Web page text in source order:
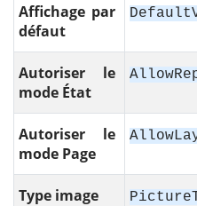
Affichage par
défaut
Autoriser le
mode État
Autoriser le
mode Page
Type image